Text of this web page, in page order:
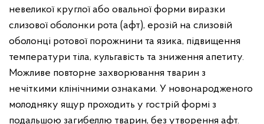
невеликої круглої або овальної форми виразки
слизової оболонки рота (афт), ерозій на слизовій
оболонці ротової порожнини та язика, підвищення
температури тіла, кульгавість та зниження апетиту.
Можливе повторне захворювання тварин з
нечіткими клінічними ознаками. У новонародженого
молодняку ящур проходить у гострій формі з
подальшою загибеллю тварин, без утворення афт.